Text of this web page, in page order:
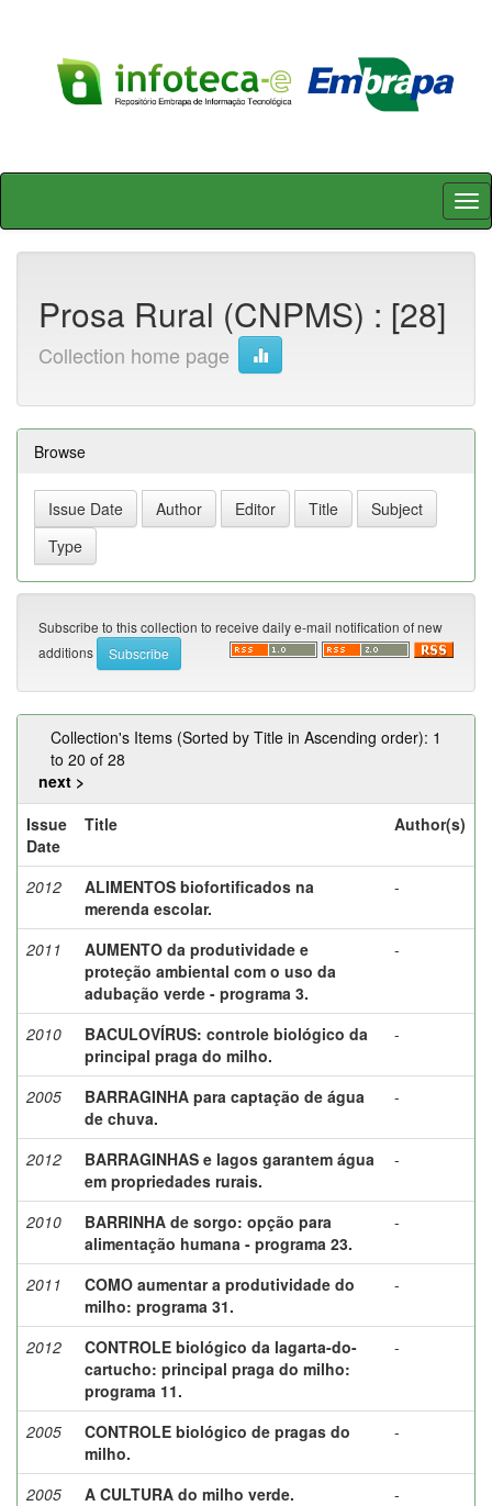
Skip
Prosa Rural (CNPMS) : [28]
Collection home page
Browse
Subscribe to this collection to receive daily e-mail notification of new
additions
Collection's Items (Sorted by Title in Ascending order): 1
to 20 of 28
next >
Issue
Date
Title Author(s)
2012
ALIMENTOS biofortificados na
merenda escolar.
-
2011
AUMENTO da produtividade e
proteção ambiental com o uso da
adubação verde - programa 3.
-
2010
BACULOVÍRUS: controle biológico da
principal praga do milho.
-
2005
BARRAGINHA para captação de água
de chuva.
-
2012
BARRAGINHAS e lagos garantem água
em propriedades rurais.
-
2010
BARRINHA de sorgo: opção para
alimentação humana - programa 23.
-
2011
COMO aumentar a produtividade do
milho: programa 31.
-
2012
CONTROLE biológico da lagarta-do-
cartucho: principal praga do milho:
programa 11.
-
2005
CONTROLE biológico de pragas do
milho.
-
2005 A CULTURA do milho verde.
-